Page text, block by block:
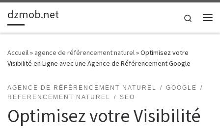
Passer au contenu
dzmob.net
Search
Accueil» agence de référencement naturel»Optimisez votre
Visibilité en Ligne avec une Agence de Référencement Google
AGENCE DE RÉFÉRENCEMENT NATUREL
GOOGLE
REFERENCEMENT NATUREL
SEO
Optimisez votre Visibilité